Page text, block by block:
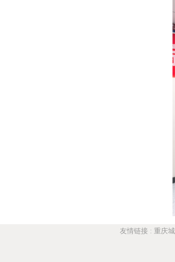
友情链接 : 重庆